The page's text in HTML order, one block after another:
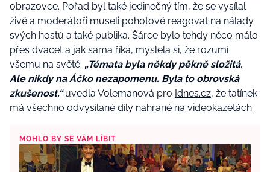
obrazovce. Pořad byl také jedinečný tím, že se vysílal
živě a moderátoři museli pohotově reagovat na nálady
svých hostů a také publika. Šárce bylo tehdy něco málo
přes dvacet a jak sama říká, myslela si, že rozumí
všemu na světě. „Témata byla někdy pěkně složitá.
Ale nikdy na Áčko nezapomenu. Byla to obrovská
zkušenost,“uvedla Volemanová pro Idnes.cz, že tatínek
má všechno odvysílané díly nahrané na videokazetách.
MOHLO BY SE VÁM LÍBIT